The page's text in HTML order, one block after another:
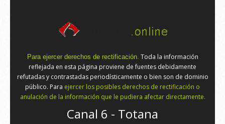
Para ejercer derechos de rectificación. Toda la información
reflejada en esta página proviene de fuentes debidamente
refutadas y contrastadas periodísticamente o bien son de dominio
público. Para ejercer los posibles derechos de rectificación o
anulación de la información que le pudiera afectar directamente.
Canal 6 - Totana